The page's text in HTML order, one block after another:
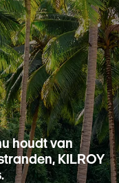
houdt van
KILROY